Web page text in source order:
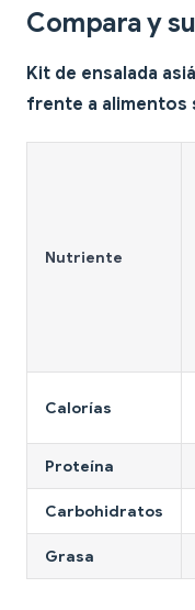
Compara y
Kit de ensalada
frente a alimentos
Nutriente
Calorías
Proteína
Carbohidratos
Grasa